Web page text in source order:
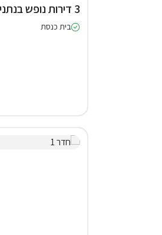
3 דירות נופש בנתניה
בית כנסת